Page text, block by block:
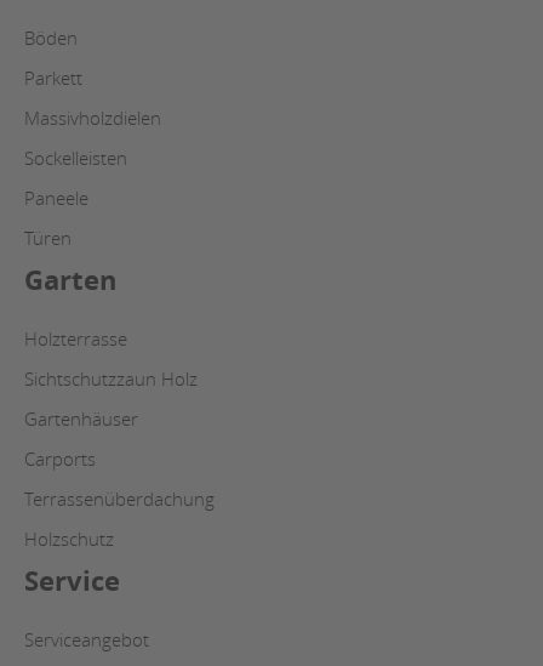
Böden
Parkett
Massivholzdielen
Sockelleisten
Paneele
Türen
Garten
Holzterrasse
Sichtschutzzaun Holz
Gartenhäuser
Carports
Terrassenüberdachung
Holzschutz
Service
Serviceangebot